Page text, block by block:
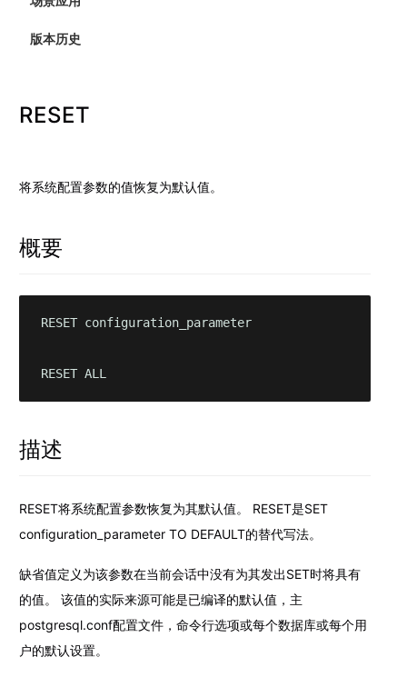
版本历史
RESET
将系统配置参数的值恢复为默认值。
概要
RESET configuration_parameter
RESET ALL
描述
RESET将系统配置参数恢复为其默认值。 RESET是SET
configuration_parameter TO DEFAULT的替代写法。
缺省值定义为该参数在当前会话中没有为其发出SET时将具有
的值。 该值的实际来源可能是已编译的默认值，主
postgresql.conf配置文件，命令行选项或每个数据库或每个用
户的默认设置。